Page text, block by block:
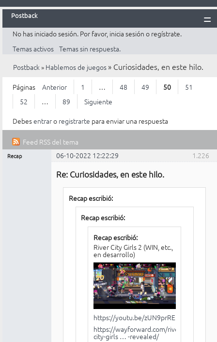
Postback
Inicio
Postback
Reglas
Búsqueda
Registrarte
Entrar
No has iniciado sesión. Por favor, inicia sesión o regístrate.
Temas activos Temas sin respuesta.
Postback» Hablemos de juegos » Curiosidades, en este hilo.
Páginas Anterior 1 … 48 49 50
51
52
… 89
Siguiente
Debesentraro registrarte para enviar una respuesta
Feed RSS del tema
1.226
Recap 06-10-2022 12:22:29
Re: Curiosidades, en este hilo.
Recap escribió:
Recap escribió:
Recap escribió:
River City Girls 2 (WIN, etc.,
en desarrollo)
https://youtu.be/zUN9prRE8LU
https://wayforward.com/river-
city-girls … -revealed/